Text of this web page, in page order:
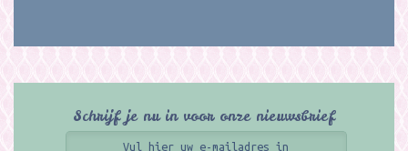
Schrijf je nu in voor onze nieuwsbrief